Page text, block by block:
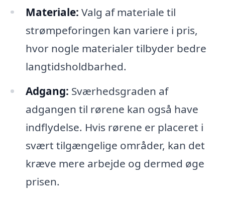
Materiale: Valg af materiale til
strømpeforingen kan variere i pris,
hvor nogle materialer tilbyder bedre
langtidsholdbarhed.
Adgang: Sværhedsgraden af
adgangen til rørene kan også have
indflydelse. Hvis rørene er placeret i
svært tilgængelige områder, kan det
kræve mere arbejde og dermed øge
prisen.